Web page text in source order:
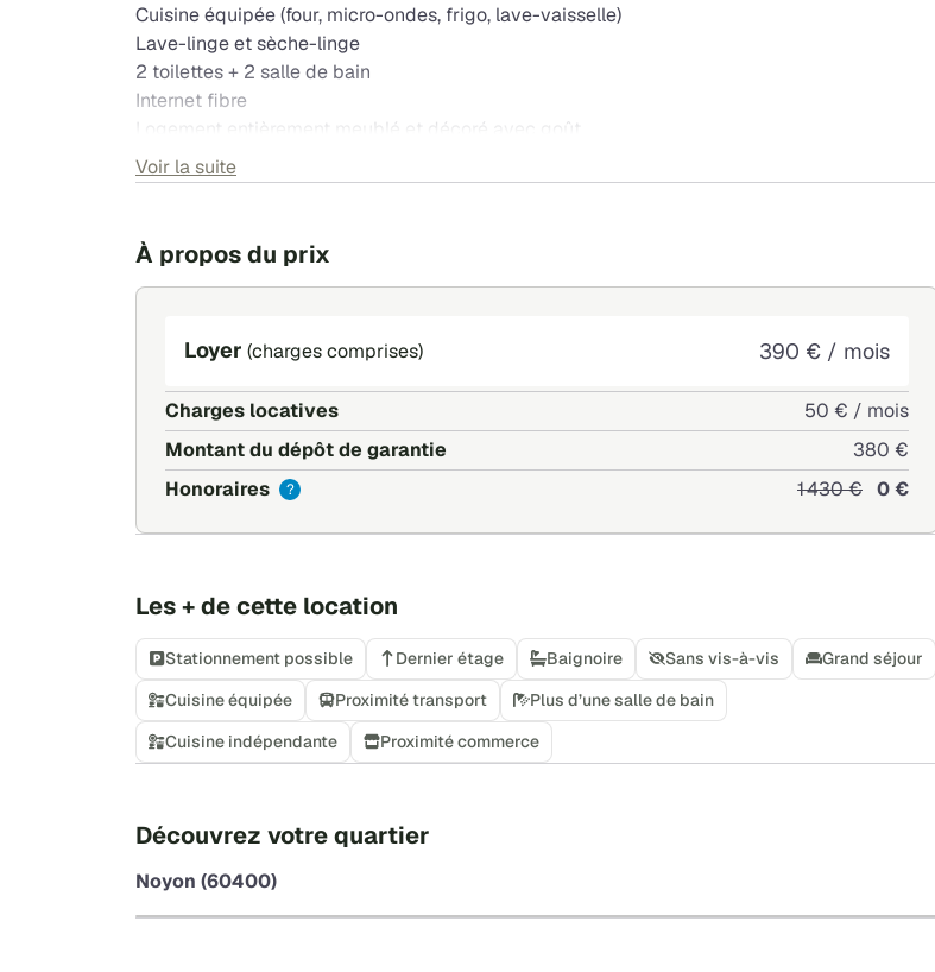
Cuisine équipée (four, micro-ondes, frigo, lave-vaisselle)
Lave-linge et sèche-linge
2 toilettes + 2 salle de bain
Internet fibre
Logement entièrement meublé et décoré avec goût
? Idéal pour : jeunes actifs, stagiaires, alternants, intérimaires
Voir la suite
À propos du prix
Loyer (charges comprises) 390 € / mois
Charges locatives
50 € / mois
Montant du dépôt de garantie
380 €
Honoraires
? 1 430 € 0 €
Les + de cette location
Stationnement possible Dernier étage Baignoire Sans vis-à-vis
Grand séjour
Cuisine équipée
Proximité transport
Plus d’une salle de bain
Cuisine indépendante
Proximité commerce
Découvrez votre quartier
Noyon (60400)